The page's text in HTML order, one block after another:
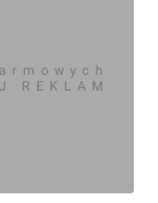
REKLAM